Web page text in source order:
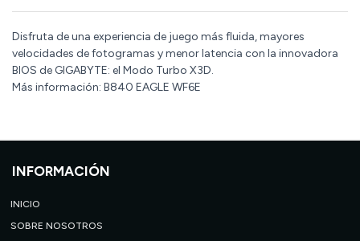
Disfruta de una experiencia de juego más fluida, mayores
velocidades de fotogramas y menor latencia con la innovadora
BIOS de GIGABYTE: el Modo Turbo X3D.
Más información: B840 EAGLE WF6E
INFORMACIÓN
INICIO
SOBRE NOSOTROS